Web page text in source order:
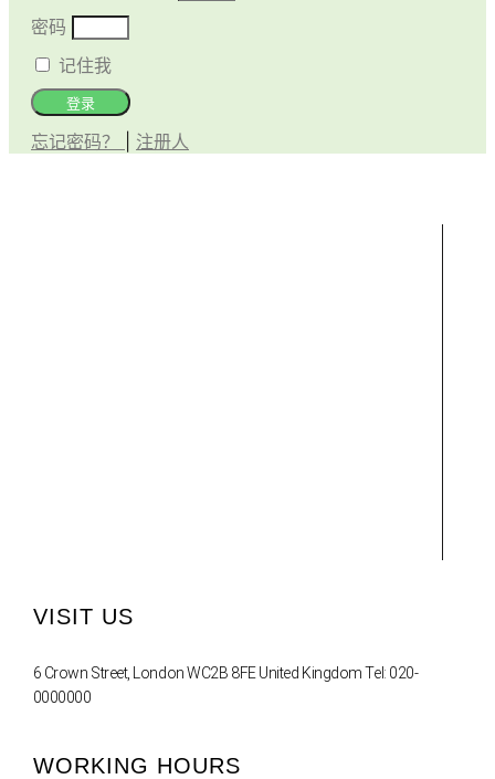
密码
记住我
登录
忘记密码？ 注册人
VISIT US
6 Crown Street, London WC2B 8FE United Kingdom Tel: 020-
0000000
WORKING HOURS